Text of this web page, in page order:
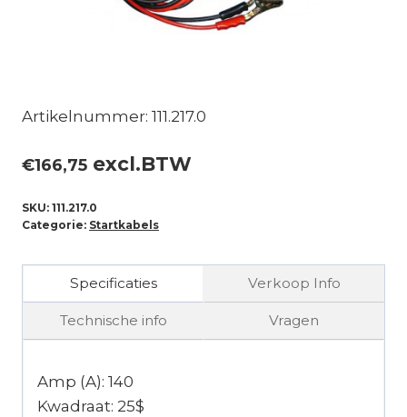
Artikelnummer: 111.217.0
€166,75 excl.BTW
SKU: 111.217.0
Categorie: Startkabels
Specificaties Verkoop Info
Technische info Vragen
Amp (A): 140
Kwadraat: 25$